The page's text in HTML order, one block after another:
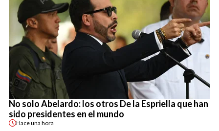
No solo Abelardo: los otros De la Espriella que han
sido presidentes en el mundo
Haceuna hora